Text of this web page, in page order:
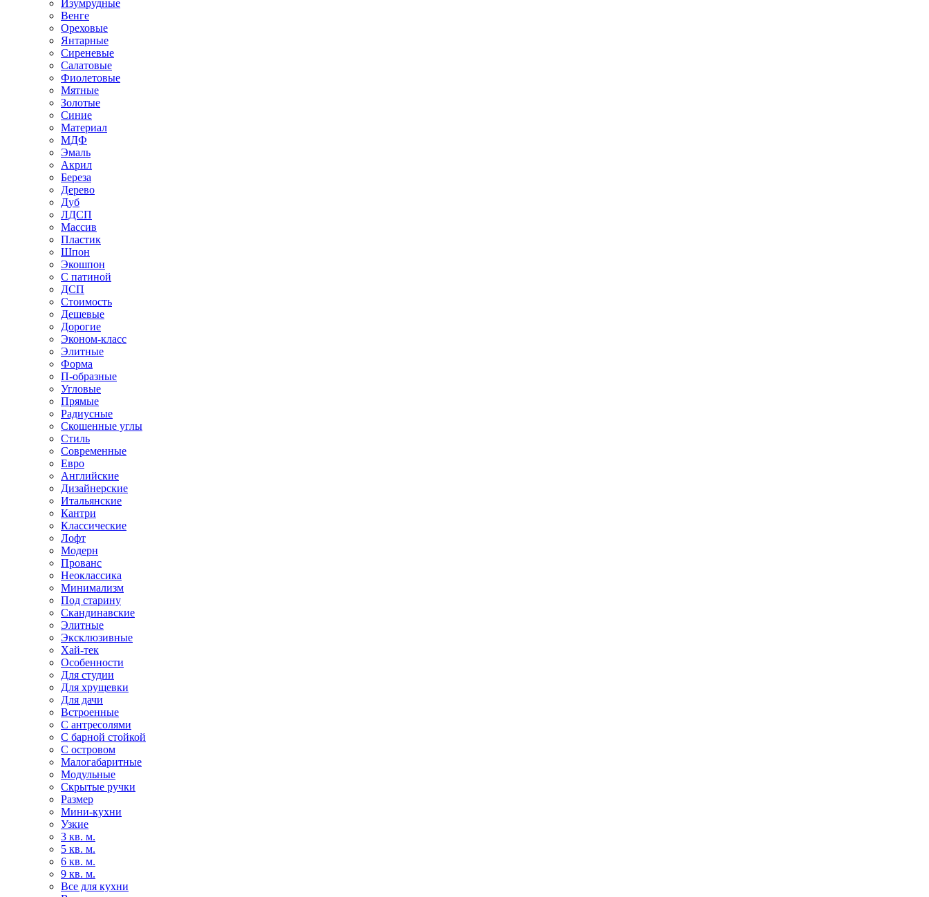
Изумрудные
Венге
Ореховые
Янтарные
Сиреневые
Салатовые
Фиолетовые
Мятные
Золотые
Синие
Материал
МДФ
Эмаль
Акрил
Береза
Дерево
Дуб
ЛДСП
Массив
Пластик
Шпон
Экошпон
С патиной
ДСП
Стоимость
Дешевые
Дорогие
Эконом-класс
Элитные
Форма
П-образные
Угловые
Прямые
Радиусные
Скошенные углы
Стиль
Современные
Евро
Английские
Дизайнерские
Итальянские
Кантри
Классические
Лофт
Модерн
Прованс
Неоклассика
Минимализм
Под старину
Скандинавские
Элитные
Эксклюзивные
Хай-тек
Особенности
Для студии
Для хрущевки
Для дачи
Встроенные
С антресолями
С барной стойкой
С островом
Малогабаритные
Модульные
Скрытые ручки
Размер
Мини-кухни
Узкие
3 кв. м.
5 кв. м.
6 кв. м.
9 кв. м.
Все для кухни